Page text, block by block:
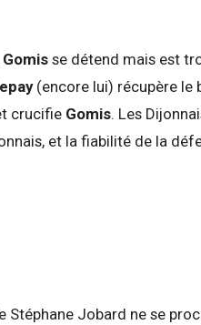
Gomis se détend mais est
(encore lui) récupère le
crucifie Gomis. Les
et la fiabilité de la
Stéphane Jobard ne se